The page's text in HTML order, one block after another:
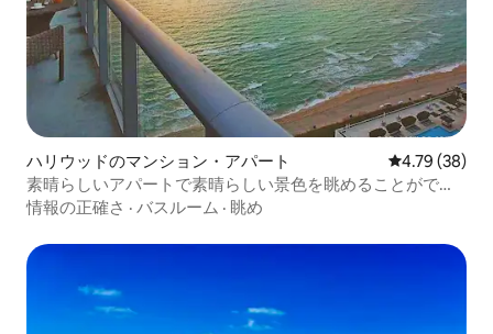
ハリウッドのマンション・アパート レビュー38
4.79 (38)
素晴らしいアパートで素晴らしい景色を眺めることができ
ます。rent4usによる
情報の正確さ · バスルーム · 眺め